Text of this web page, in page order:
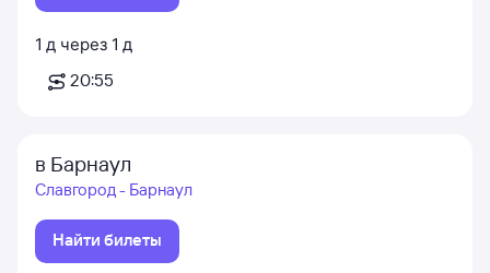
1 д через 1 д
20:55
в Барнаул
Славгород - Барнаул
Найти билеты